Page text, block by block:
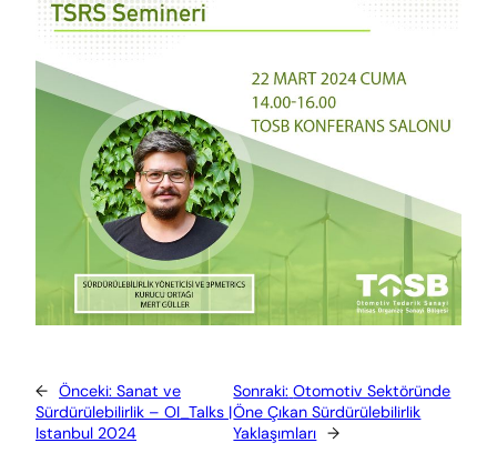
← Önceki: Sanat ve
Sürdürülebilirlik – OI_Talks |
Istanbul 2024
Sonraki: Otomotiv Sektöründe
Öne Çıkan Sürdürülebilirlik
Yaklaşımları →